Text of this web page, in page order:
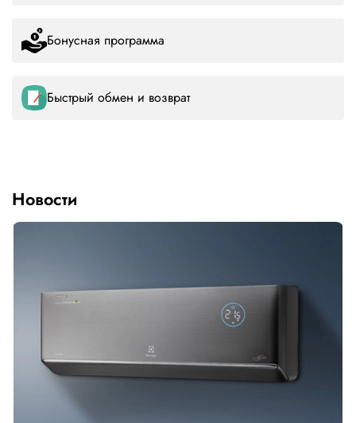
Бонусная программа
Быстрый обмен и возврат
Новости